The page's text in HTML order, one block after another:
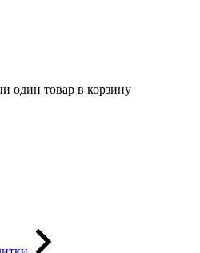
один товар в корзину